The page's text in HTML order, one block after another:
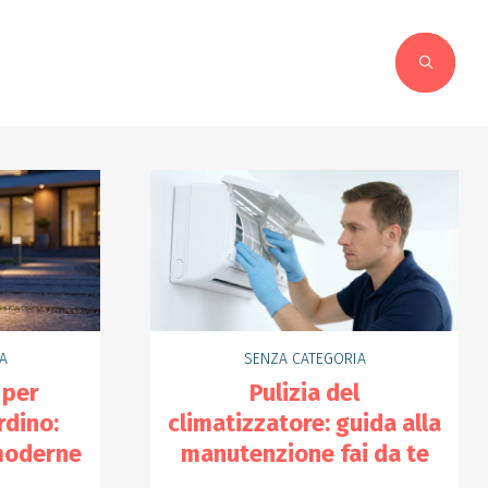
SENZA CATEGORIA
Pulizia del
climatizzatore: guida alla
manutenzione fai da te